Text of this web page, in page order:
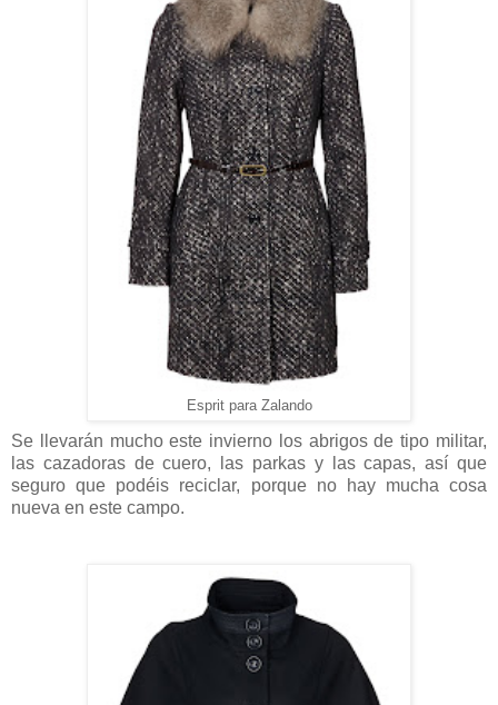
Esprit para Zalando
Se llevarán mucho este invierno los abrigos de tipo militar,
las cazadoras de cuero, las parkas y las capas, así que
seguro que podéis reciclar, porque no hay mucha cosa
nueva en este campo.